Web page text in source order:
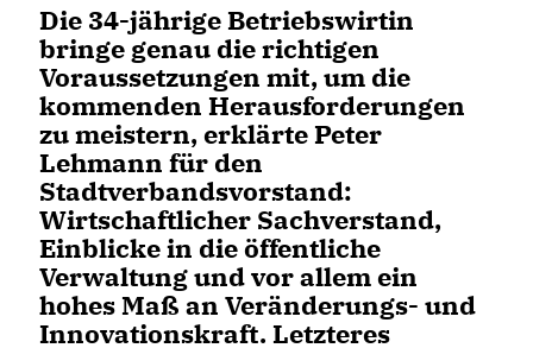
Die 34-jährige Betriebswirtin
bringe genau die richtigen
Voraussetzungen mit, um die
kommenden Herausforderungen
zu meistern, erklärte Peter
Lehmann für den
Stadtverbandsvorstand:
Wirtschaftlicher Sachverstand,
Einblicke in die öffentliche
Verwaltung und vor allem ein
hohes Maß an Veränderungs- und
Innovationskraft. Letzteres